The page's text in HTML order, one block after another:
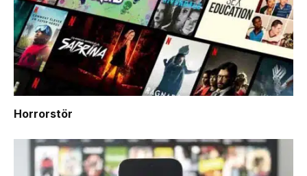
Horrorstör